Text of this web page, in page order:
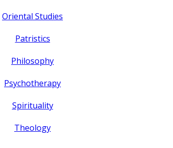
Oriental Studies
Patristics
Philosophy
Psychotherapy
Spirituality
Theology